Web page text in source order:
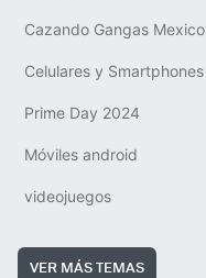
Cazando Gangas Mexico
Celulares y Smartphones
Prime Day 2024
Móviles android
videojuegos
VER MÁS TEMAS